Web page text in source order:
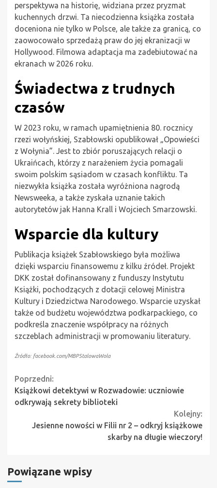
perspektywa na historię, widziana przez pryzmat
kuchennych drzwi. Ta niecodzienna książka została
doceniona nie tylko w Polsce, ale także za granicą, co
zaowocowało sprzedażą praw do jej ekranizacji w
Hollywood. Filmowa adaptacja ma zadebiutować na
ekranach w 2026 roku.
Świadectwa z trudnych
czasów
W 2023 roku, w ramach upamiętnienia 80. rocznicy
rzezi wołyńskiej, Szabłowski opublikował „Opowieści
z Wołynia”. Jest to zbiór poruszających relacji o
Ukraińcach, którzy z narażeniem życia pomagali
swoim polskim sąsiadom w czasach konfliktu. Ta
niezwykła książka została wyróżniona nagrodą
Newsweeka, a także zyskała uznanie takich
autorytetów jak Hanna Krall i Wojciech Smarzowski.
Wsparcie dla kultury
Publikacja książek Szabłowskiego była możliwa
dzięki wsparciu finansowemu z kilku źródeł. Projekt
DKK został dofinansowany z funduszy Instytutu
Książki, pochodzących z dotacji celowej Ministra
Kultury i Dziedzictwa Narodowego. Wsparcie uzyskał
także od budżetu województwa podkarpackiego, co
podkreśla znaczenie współpracy na różnych
szczeblach administracji w promowaniu literatury.
Źródło: facebook.com/MBPStalowaWola
Continue
Reading
Poprzedni:
Książkowi detektywi w Rozwadowie: uczniowie
odkrywają sekrety biblioteki
Kolejny:
Jesienne nowości w Filii nr 2 – odkryj książkowe
skarby na długie wieczory!
Powiązane wpisy